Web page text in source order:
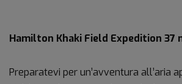
Hamilton Khaki Field Expedition 37
Preparatevi per un’avventura all’aria